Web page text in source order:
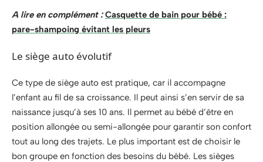
A lire en complément : Casquette de bain pour bébé :
pare-shampoing évitant les pleurs
Le siège auto évolutif
Ce type de siège auto est pratique, car il accompagne
l’enfant au fil de sa croissance. Il peut ainsi s’en servir de sa
naissance jusqu’à ses 10 ans. Il permet au bébé d’être en
position allongée ou semi-allongée pour garantir son confort
tout au long des trajets. Le plus important est de choisir le
bon groupe en fonction des besoins du bébé. Les sièges